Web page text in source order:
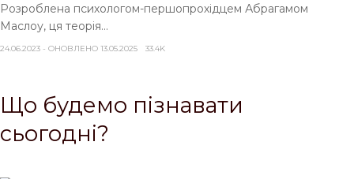
Розроблена психологом-першопрохідцем Абрагамом
Маслоу, ця теорія...
24.06.2023 - ОНОВЛЕНО 13.05.2025 33.4K
Що будемо пізнавати
сьогодні?